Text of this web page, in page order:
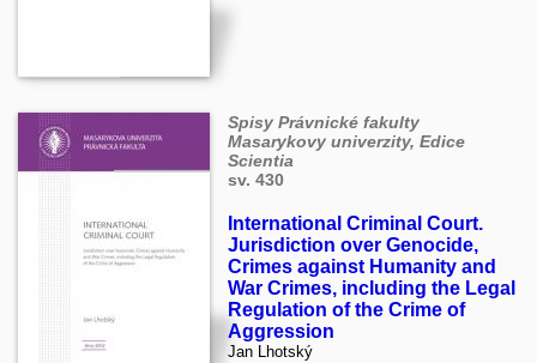
Spisy Právnické fakulty
Masarykovy univerzity, Edice
Scientia
sv. 430
International Criminal Court.
Jurisdiction over Genocide,
Crimes against Humanity and
War Crimes, including the Legal
Regulation of the Crime of
Aggression
Jan Lhotský